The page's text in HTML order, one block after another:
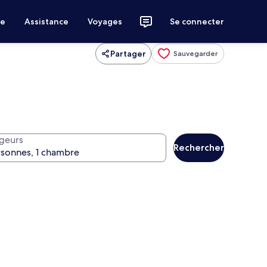
Assistance Voyages Se connecter
Partager Sauvegarder
Rechercher